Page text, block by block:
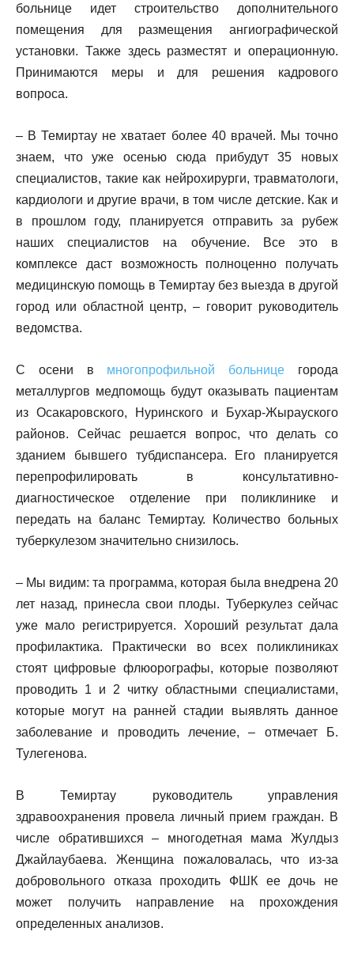
больнице идет строительство дополнительного
помещения для размещения ангиографической
установки. Также здесь разместят и операционную.
Принимаются меры и для решения кадрового
вопроса.
– В Темиртау не хватает более 40 врачей. Мы точно
знаем, что уже осенью сюда прибудут 35 новых
специалистов, такие как нейрохирурги, травматологи,
кардиологи и другие врачи, в том числе детские. Как и
в прошлом году, планируется отправить за рубеж
наших специалистов на обучение. Все это в
комплексе даст возможность полноценно получать
медицинскую помощь в Темиртау без выезда в другой
город или областной центр, – говорит руководитель
ведомства.
С осени в многопрофильной больнице города
металлургов медпомощь будут оказывать пациентам
из Осакаровского, Нуринского и Бухар-Жырауского
районов. Сейчас решается вопрос, что делать со
зданием бывшего тубдиспансера. Его планируется
перепрофилировать в консультативно-
диагностическое отделение при поликлинике и
передать на баланс Темиртау. Количество больных
туберкулезом значительно снизилось.
– Мы видим: та программа, которая была внедрена 20
лет назад, принесла свои плоды. Туберкулез сейчас
уже мало регистрируется. Хороший результат дала
профилактика. Практически во всех поликлиниках
стоят цифровые флюорографы, которые позволяют
проводить 1 и 2 читку областными специалистами,
которые могут на ранней стадии выявлять данное
заболевание и проводить лечение, – отмечает Б.
Тулегенова.
В Темиртау руководитель управления
здравоохранения провела личный прием граждан. В
числе обратившихся – многодетная мама Жулдыз
Джайлаубаева. Женщина пожаловалась, что из-за
добровольного отказа проходить ФШК ее дочь не
может получить направление на прохождения
определенных анализов.